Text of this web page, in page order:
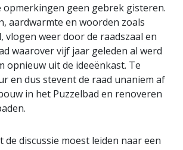
geen gebrek gisteren.
aardwarmte en woorden zoals
vlogen weer door de raadszaal en
waarover vijf jaar geleden al werd
opnieuw uit de ideeënkast. Te
en dus stevent de raad unaniem af
in het Puzzelbad en renoveren
de discussie moest leiden naar een